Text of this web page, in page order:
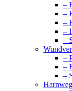
–
–
–
–
–
–
–
–